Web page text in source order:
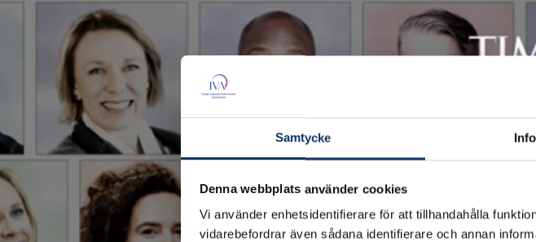
Samtycke
Denna webbplats använder cookies
Vi använder enhetsidentifierare för att tillhandahålla
vidarebefordrar även sådana identifierare och annan
Times lista
lyfter fram 100 personer som tagit
klimatförändringarna. Listan är uppdelad i fem
och Defenders.
Henrik Henrikson
, vd för H2 Green Steele och
för sitt innovativa
industri för framställningen av grönt (fossilfritt)